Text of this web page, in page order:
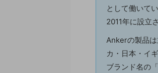
として働いて
2011年に設立
Ankerの製品
カ・日本・イ
ブランド名の